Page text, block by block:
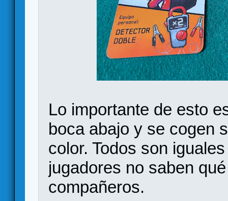
Lo importante de esto
boca abajo y se cogen
color. Todos son
jugadores no saben
compañeros.